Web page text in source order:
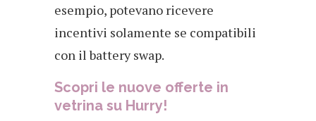
esempio, potevano ricevere
incentivi solamente se compatibili
con il battery swap.
Scopri le nuove offerte in
vetrina su Hurry!